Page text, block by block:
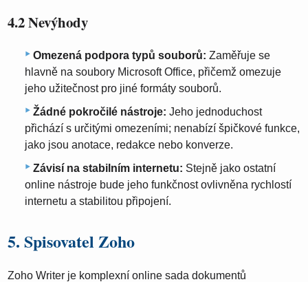
4.2 Nevýhody
Omezená podpora typů souborů: Zaměřuje se
hlavně na soubory Microsoft Office, přičemž omezuje
jeho užitečnost pro jiné formáty souborů.
Žádné pokročilé nástroje: Jeho jednoduchost
přichází s určitými omezeními; nenabízí špičkové funkce,
jako jsou anotace, redakce nebo konverze.
Závisí na stabilním internetu: Stejně jako ostatní
online nástroje bude jeho funkčnost ovlivněna rychlostí
internetu a stabilitou připojení.
5. Spisovatel Zoho
Zoho Writer je komplexní online sada dokumentů